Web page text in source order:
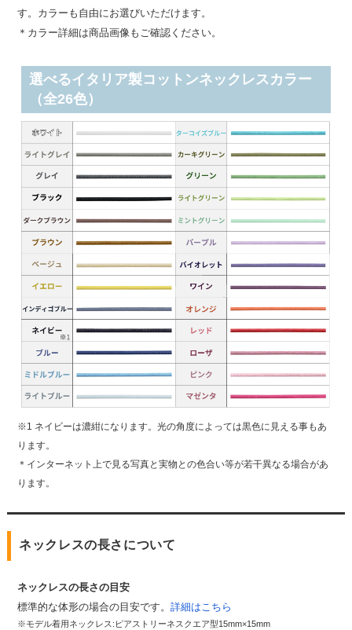
す。カラーも自由にお選びいただけます。
＊カラー詳細は商品画像もご確認ください。
選べるイタリア製コットンネックレスカラー
（全26色）
※1 ネイビーは濃紺になります。光の角度によっては黒色に見える事もあ
ります。
＊インターネット上で見る写真と実物との色合い等が若干異なる場合があ
ります。
ネックレスの長さについて
ネックレスの長さの目安
標準的な体形の場合の目安です。 詳細はこちら
※モデル着用ネックレス:ピアストリーネスクエア型15mm×15mm